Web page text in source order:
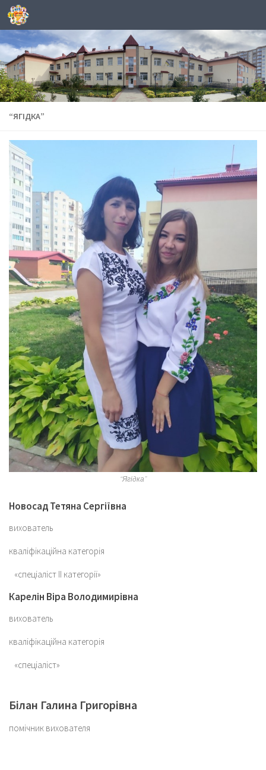
Skip to content
“ЯГІДКА”
“Ягідка”
Новосад Тетяна Сергіївна
вихователь
кваліфікаційна категорія
«спеціаліст ІІ категорії»
Карелін Віра Володимирівна
вихователь
кваліфікаційна категорія
«спеціаліст»
Білан Галина Григорівна
помічник вихователя